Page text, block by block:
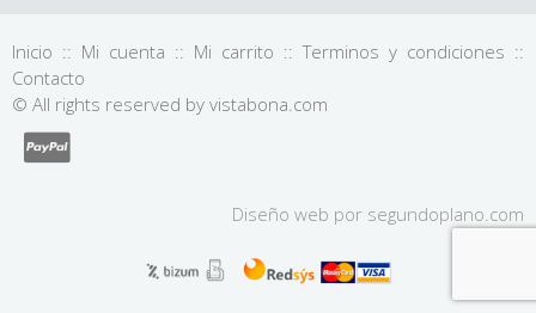
Inicio :: Mi cuenta :: Mi carrito ::Terminos y condiciones ::
Contacto
© All rights reserved by vistabona.com
Diseño web por segundoplano .com